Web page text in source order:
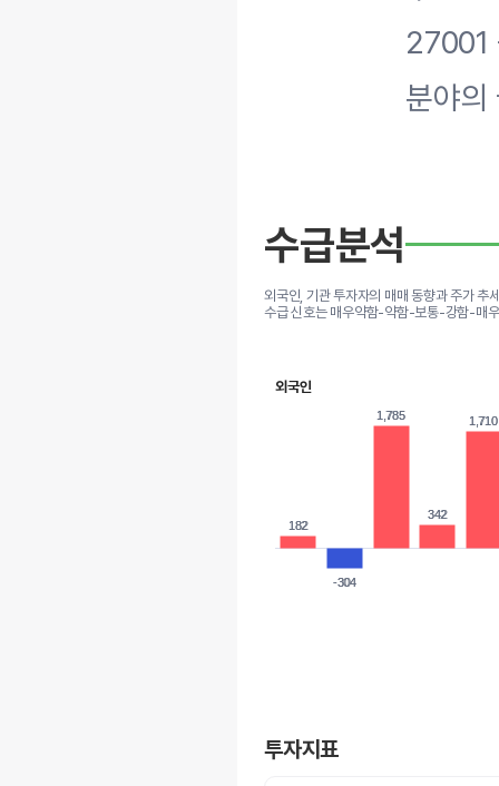
27001
분야의
수급분석
외국인, 기관 투자자의 매매 동향과 주가 추
수급 신호는 매우약함-약함-보통-강함-매
외국인
182
182
-304
-304
1,785
1,785
342
342
1,710
1,710
투자지표